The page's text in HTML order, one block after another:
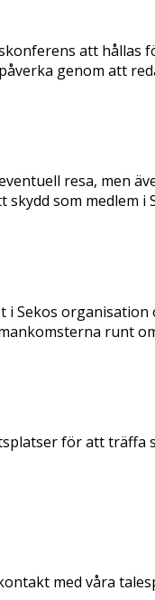
att hållas
genom att
resa, men
som medlem i
Sekos
runt
för att träffa
med våra